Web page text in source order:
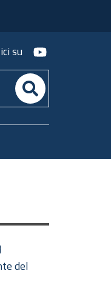
su youtube
Cerca
nel
del